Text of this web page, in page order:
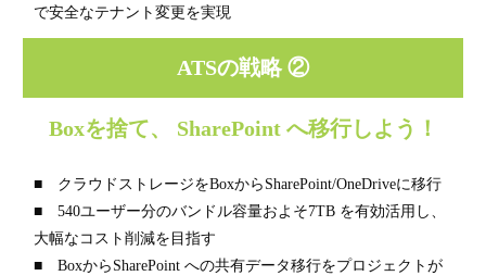
で安全なテナント変更を実現
ATSの戦略 ②
Boxを捨て、 SharePoint へ移行しよう！
■ クラウドストレージをBoxからSharePoint/OneDriveに移行
■ 540ユーザー分のバンドル容量およそ7TB を有効活用し、
大幅なコスト削減を目指す
■ BoxからSharePoint への共有データ移行をプロジェクトが